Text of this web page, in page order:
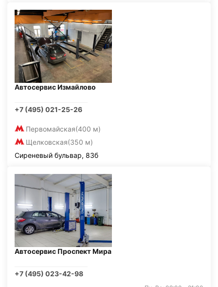
Автосервис Измайлово
+7 (495) 021-25-26
Первомайская(400 м)
Щелковская(350 м)
Сиреневый бульвар, 83б
Автосервис Проспект Мира
+7 (495) 023-42-98